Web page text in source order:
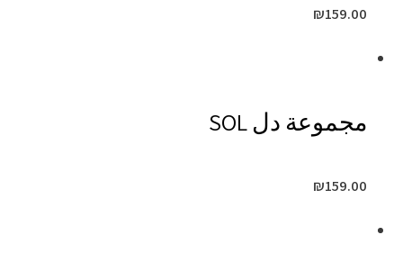
₪159.00
مجموعة دل SOL
₪159.00